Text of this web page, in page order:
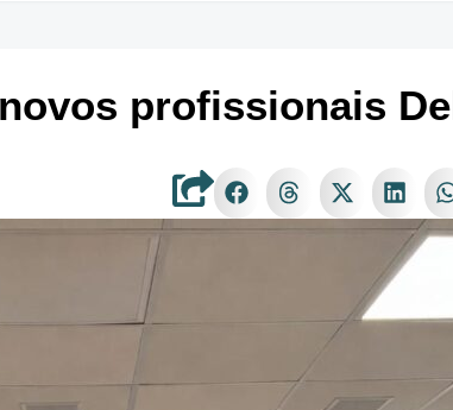
profissionais